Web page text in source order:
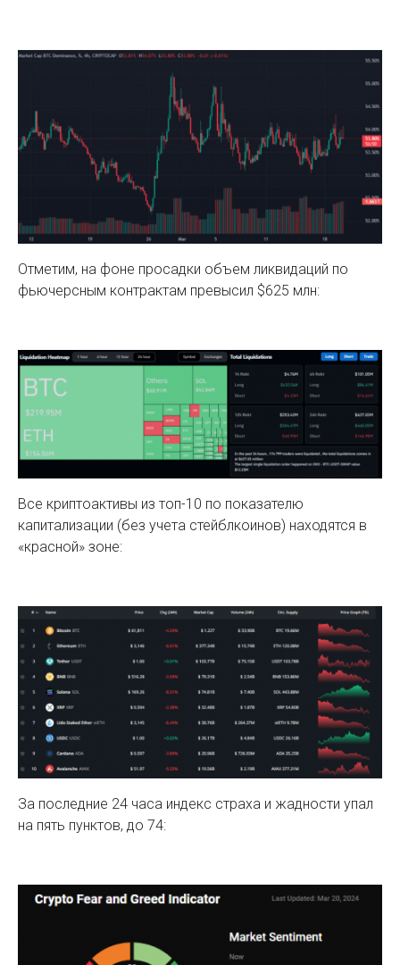
Отметим, на фоне просадки объем ликвидаций по
фьючерсным контрактам превысил $625 млн:
Все криптоактивы из топ-10 по показателю
капитализации (без учета стейблкоинов) находятся в
«красной» зоне:
За последние 24 часа индекс страха и жадности упал
на пять пунктов, до 74: